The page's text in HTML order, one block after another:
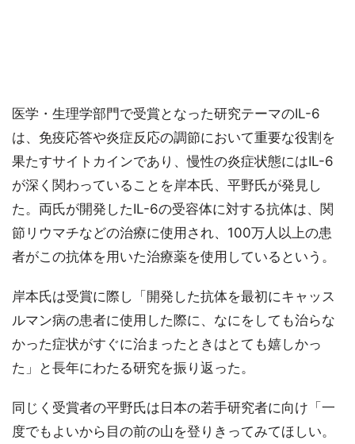
医学・生理学部門で受賞となった研究テーマのIL-6
は、免疫応答や炎症反応の調節において重要な役割を
果たすサイトカインであり、慢性の炎症状態にはIL-6
が深く関わっていることを岸本氏、平野氏が発見し
た。両氏が開発したIL-6の受容体に対する抗体は、関
節リウマチなどの治療に使用され、100万人以上の患
者がこの抗体を用いた治療薬を使用しているという。
岸本氏は受賞に際し「開発した抗体を最初にキャッス
ルマン病の患者に使用した際に、なにをしても治らな
かった症状がすぐに治まったときはとても嬉しかっ
た」と長年にわたる研究を振り返った。
同じく受賞者の平野氏は日本の若手研究者に向け「一
度でもよいから目の前の山を登りきってみてほしい。